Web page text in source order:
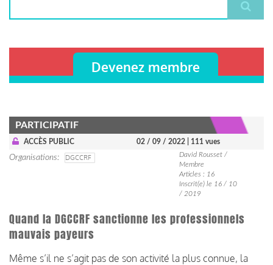
Devenez membre
PARTICIPATIF
ACCÈS PUBLIC 02 / 09 / 2022 | 111 vues
Organisations DGCCRF
David Rousset /
Membre
Articles : 16
Inscrit(e) le 16 / 10
/ 2019
Quand la DGCCRF sanctionne les professionnels
mauvais payeurs
Même s’il ne s’agit pas de son activité la plus connue, la